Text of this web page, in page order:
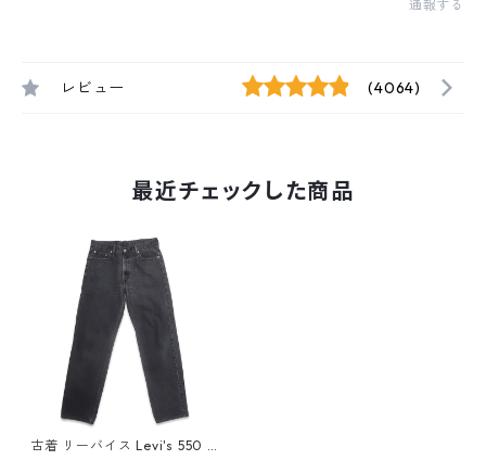
通報する
レビュー (4064)
最近チェックした商品
古着 リーバイス Levi's 550 ブ